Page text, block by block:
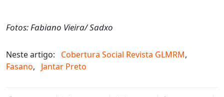
Fotos: Fabiano Vieira/ Sadxo
Neste artigo: Cobertura Social Revista GLMRM,
Fasano, Jantar Preto